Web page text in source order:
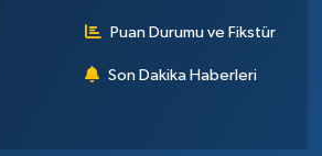
Puan Durumu ve Fikstür
Son Dakika Haberleri